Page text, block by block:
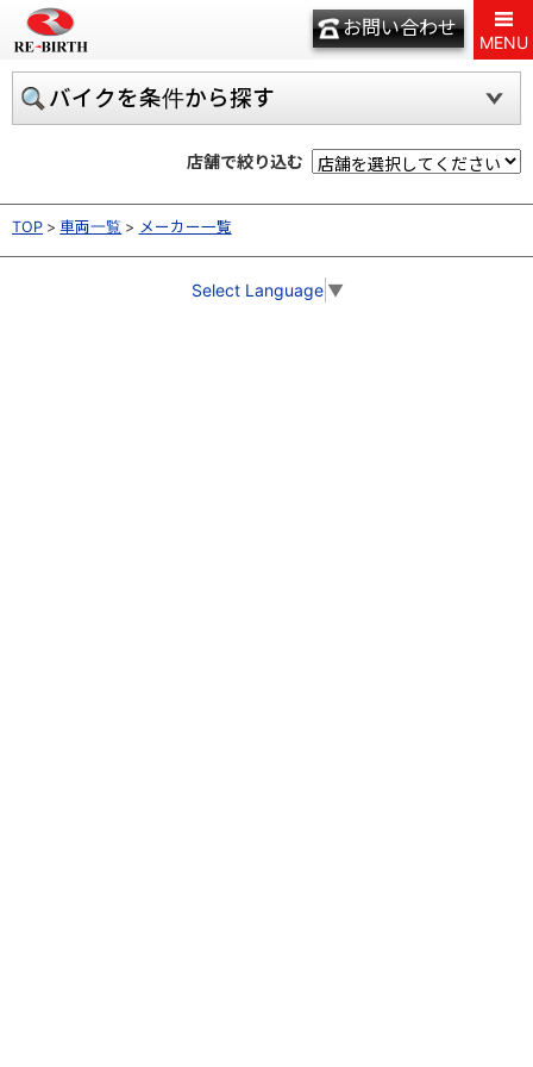
お問い合わせ
MENU
バイクを条件から探す
店舗で絞り込む
TOP 車両一覧 メーカー一覧
Select Language ▼